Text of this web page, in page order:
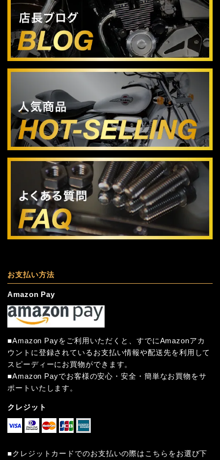
お支払い方法
Amazon Pay
■Amazon Payをご利用いただくと、すでにAmazonアカ
ウントに登録されているお支払い情報や配送先を利用して
スピーディーにお買物ができます。
■Amazon Payでお客様の安心・安全・簡単なお買物をサ
ポートいたします。
クレジット
■クレジットカードでのお支払いの際はこちらをお選び下